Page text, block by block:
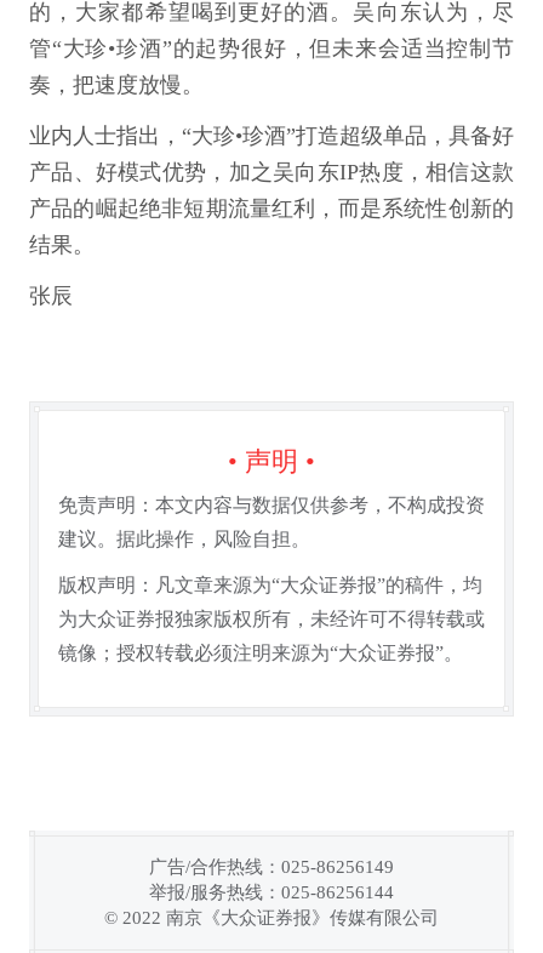
的，大家都希望喝到更好的酒。吴向东认为，尽
管“大珍•珍酒”的起势很好，但未来会适当控制节
奏，把速度放慢。
业内人士指出，“大珍•珍酒”打造超级单品，具备好
产品、好模式优势，加之吴向东IP热度，相信这款
产品的崛起绝非短期流量红利，而是系统性创新的
结果。
张辰
• 声明 •
免责声明：本文内容与数据仅供参考，不构成投资
建议。据此操作，风险自担。
版权声明：凡文章来源为“大众证券报”的稿件，均
为大众证券报独家版权所有，未经许可不得转载或
镜像；授权转载必须注明来源为“大众证券报”。
广告/合作热线：025-86256149
举报/服务热线：025-86256144
© 2022 南京《大众证券报》传媒有限公司
链接复制成功！